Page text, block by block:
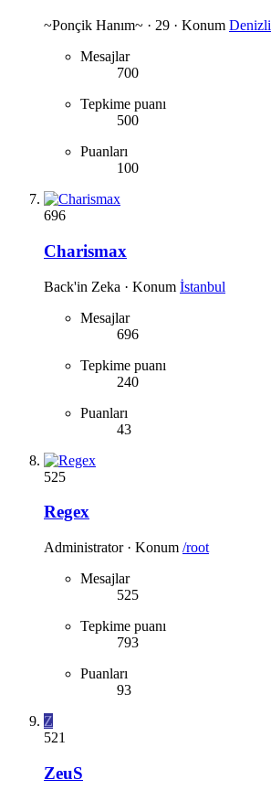
~Ponçik Hanım~ · 29 · Konum Denizli
Mesajlar
700
Tepkime puanı
500
Puanları
100
696
Charismax
Back'in Zeka · Konum İstanbul
Mesajlar
696
Tepkime puanı
240
Puanları
43
525
Regex
Administrator · Konum /root
Mesajlar
525
Tepkime puanı
793
Puanları
93
Z
521
ZeuS